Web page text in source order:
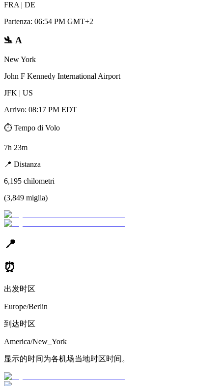
FRA | DE
Partenza: 06:54 PM GMT+2
🛬 A
New York
John F Kennedy International Airport
JFK | US
Arrivo: 08:17 PM EDT
⏱️ Tempo di Volo
7h 23m
📍 Distanza
6,195 chilometri
(3,849 miglia)
📍
⏰
出发时区
Europe/Berlin
到达时区
America/New_York
显示的时间为各机场当地时区时间。